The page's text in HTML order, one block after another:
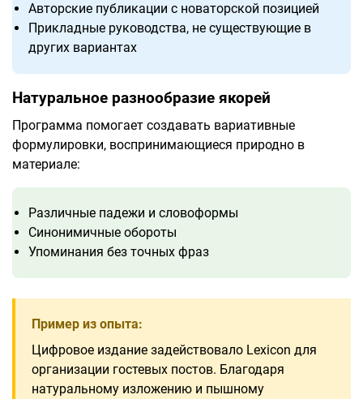
Авторские публикации с новаторской позицией
Прикладные руководства, не существующие в
других вариантах
Натуральное разнообразие якорей
Программа помогает создавать вариативные
формулировки, воспринимающиеся природно в
материале:
Различные падежи и словоформы
Синонимичные обороты
Упоминания без точных фраз
Пример из опыта:
Цифровое издание задействовало Lexicon для
организации гостевых постов. Благодаря
натуральному изложению и пышному